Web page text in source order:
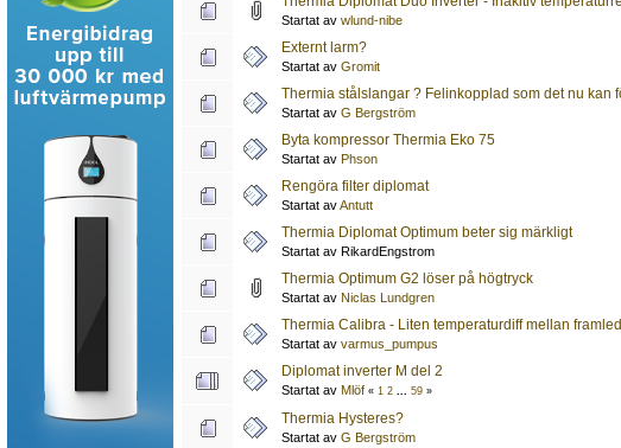
Startat av wlund-nibe
Externt larm?
Startat av Gromit
Thermia stålslangar ? Felinkopplad som det nu kan
Startat av G Bergström
Byta kompressor Thermia Eko 75
Startat av Phson
Rengöra filter diplomat
Startat avAntutt
Thermia Diplomat Optimum beter sig märkligt
Startat av RikardEngstrom
Thermia Optimum G2 löser på högtryck
Startat av Niclas Lundgren
Thermia Calibra - Liten temperaturdiff mellan
Startat av varmus_pumpus
Diplomat inverter M del 2
Startat av Mlöf « 1 2 59 »
Thermia Hysteres?
Startat av G Bergström